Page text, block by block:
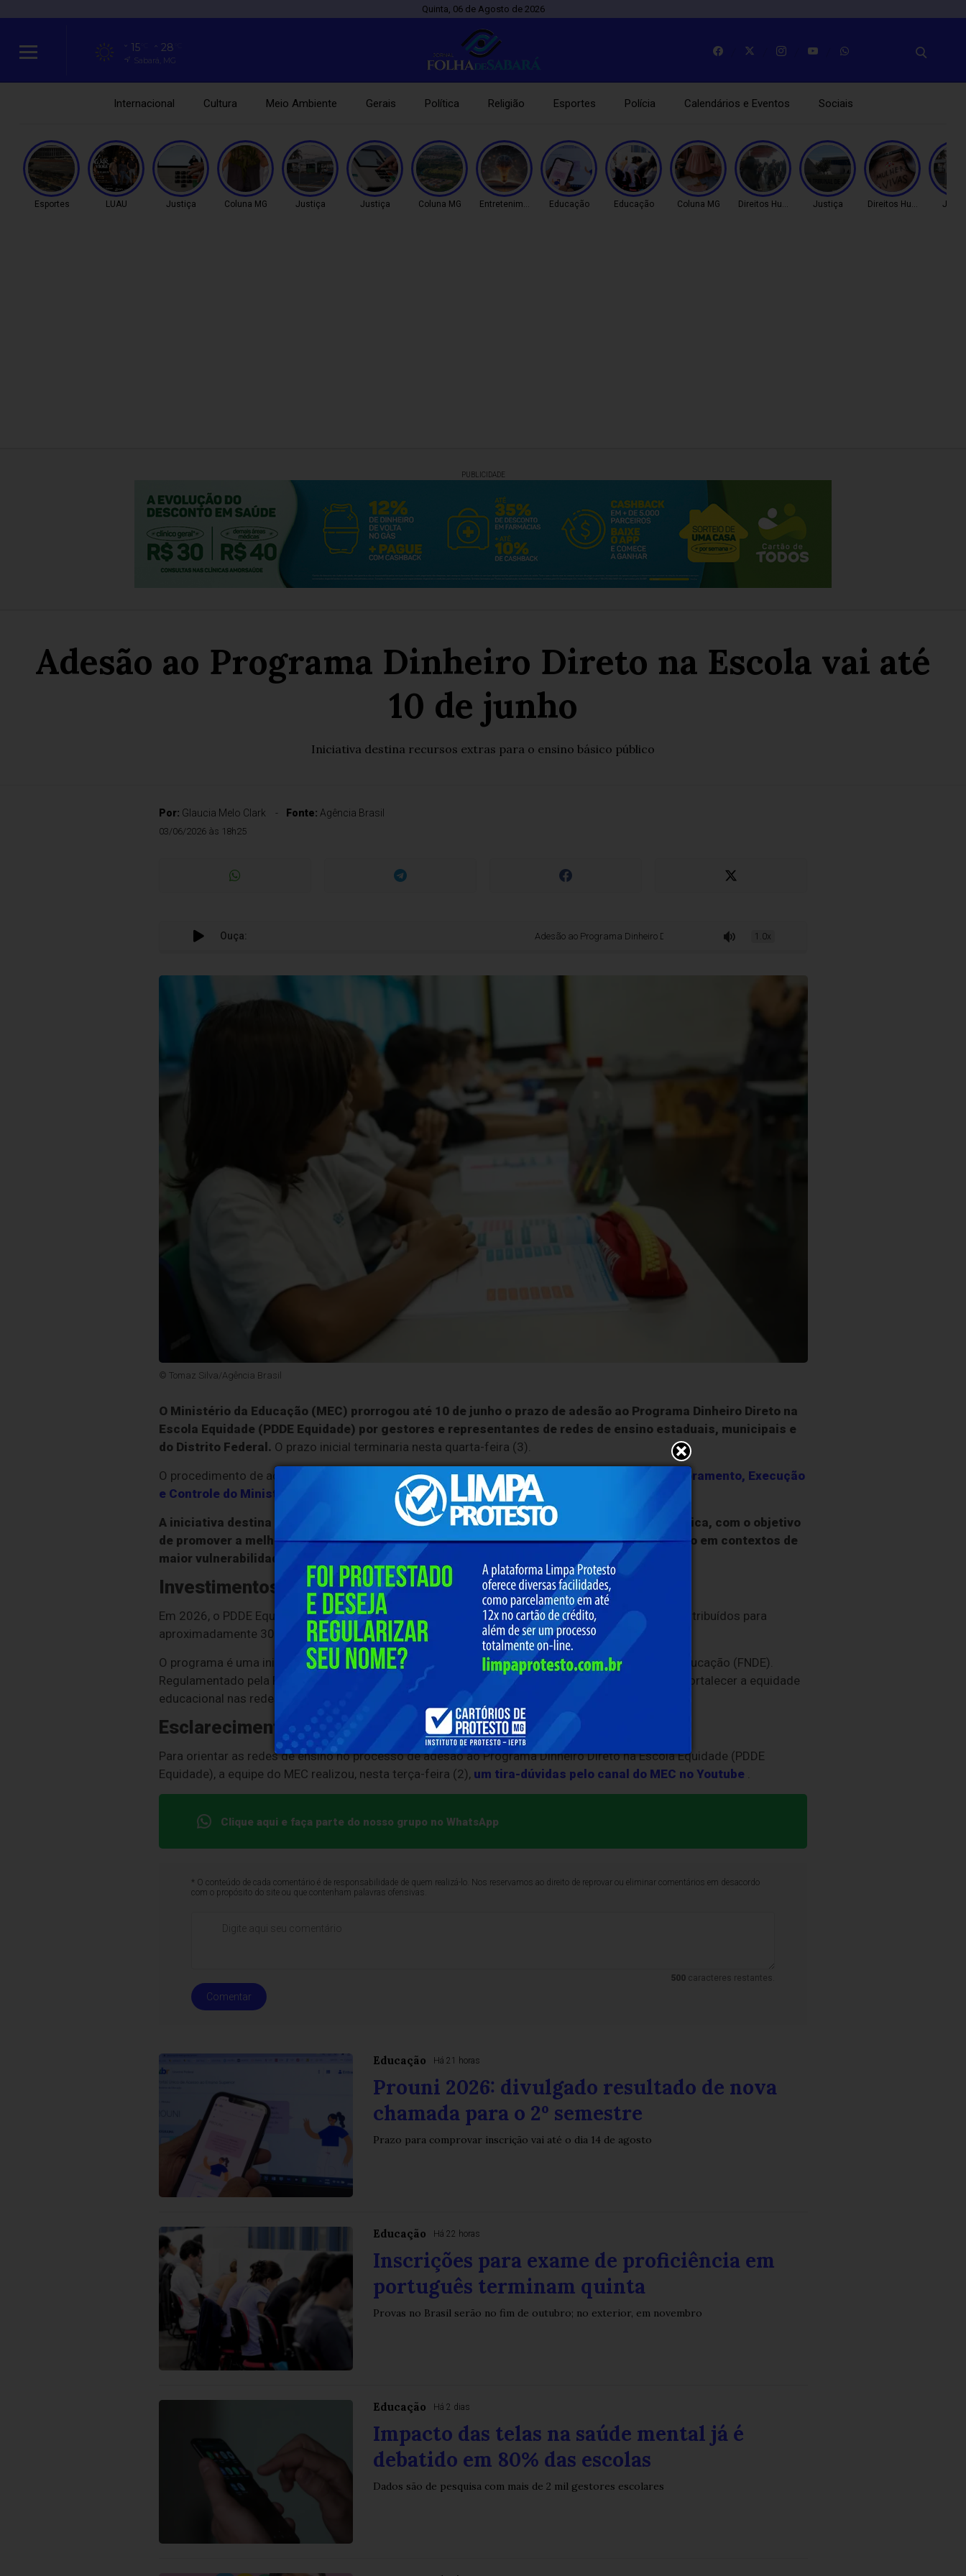
Quinta, 06 de Agosto de 2026
15 28
Sabará, MG
Internacional Cultura Meio Ambiente Gerais Política Religião Esportes Polícia Calendários e Eventos Sociais
Esportes LUAU Justiça Coluna MG Justiça Justiça Coluna MG Entretenimento Educação Educação Coluna MG Direitos Humanos Justiça Direitos Humanos
PUBLICIDADE
Adesão ao Programa Dinheiro Direto na Escola vai até
10 de junho
Iniciativa destina recursos extras para o ensino básico público
Por: Glaucia Melo Clark Fonte: Agência Brasil
03/06/2026 às 18h25
Ouça: Adesão ao Programa Dinheiro Direto na Escola vai até 10 de junho
1.0x
© Tomaz Silva/Agência Brasil
O Ministério da Educação (MEC) prorrogou até 10 de junho o prazo de adesão ao Programa Dinheiro Direto na
Escola Equidade (PDDE Equidade) por gestores e representantes de redes de ensino estaduais, municipais e
do Distrito Federal. O prazo inicial terminaria nesta quarta-feira (3).
O procedimento de adesão deve ser feito pelo gestor escolar, peloSistema Integrado de Monitoramento, Execução
e Controle do Ministério da Educação
(Simec).
A iniciativa destina recursos financeiros extras para as escolas públicas de educação básica, com o objetivo
de promover a melhoria das condições de oferta, da infraestrutura e da qualidade do ensino em contextos de
maior vulnerabilidade social e educacional.
Investimentos
Em 2026, o PDDE Equidade contará com investimento de cerca de R$ 378,2 milhões, que serão distribuídos para
aproximadamente 30 mil escolas públicas.
O programa é uma iniciativa do MEC em parceria com o Fundo Nacional de Desenvolvimento da Educação (FNDE).
Regulamentado pela Resolução nº 8, de 7 de maio de 2026, o PDDE Equidade tem como objetivo fortalecer a equidade
educacional nas redes estaduais, municipais e do Distrito Federal.
Esclarecimentos
Para orientar as redes de ensino no processo de adesão ao Programa Dinheiro Direto na Escola Equidade (PDDE
Equidade), a equipe do MEC realizou, nesta terça-feira (2), um tira-dúvidas pelo canal do MEC no Youtube .
Clique aqui e faça parte do nosso grupo no WhatsApp
* O conteúdo de cada comentário é de responsabilidade de quem realizá-lo. Nos reservamos ao direito de reprovar ou eliminar comentários em desacordo
com o propósito do site ou que contenham palavras ofensivas.
500 caracteres restantes.
Comentar
Educação Há 21 horas
Prouni 2026: divulgado resultado de nova
chamada para o 2º semestre
Prazo para comprovar inscrição vai até o dia 14 de agosto
Educação Há 22 horas
Inscrições para exame de proficiência em
português terminam quinta
Provas no Brasil serão no fim de outubro; no exterior, em novembro
Educação Há 2 dias
Impacto das telas na saúde mental já é
debatido em 80% das escolas
Dados são de pesquisa com mais de 2 mil gestores escolares